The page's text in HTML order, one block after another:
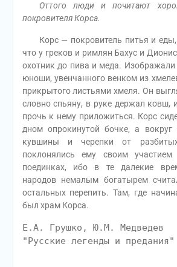
Оттого люди и почитают
покровителя Корса.
Корс — покровитель питья и еды,
что у греков и римлян Бахус и
охотник до пива и меда. Изображали
юноши, увенчанного венком из
прикрытого листьями хмеля. Он
словно спьяну, в руке держал ковш,
прочь к нему приложиться. Корс
дном опрокинутой бочке, а вокруг
кувшины и черепки от
поклонялись ему своим
поединках, ибо в те далекие
народов немалым богатырем
остальных перепить. Там, где
был храм Корса.
Е.А. Грушко, Ю.М. Медведев
"Русские легенды и предания"